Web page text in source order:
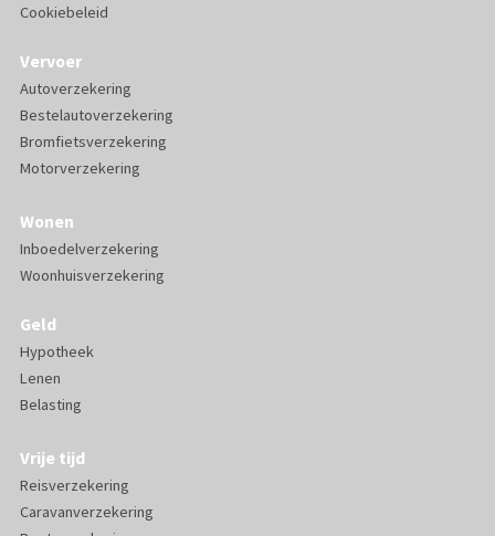
Cookiebeleid
Vervoer
Autoverzekering
Bestelautoverzekering
Bromfietsverzekering
Motorverzekering
Wonen
Inboedelverzekering
Woonhuisverzekering
Geld
Hypotheek
Lenen
Belasting
Vrije tijd
Reisverzekering
Caravanverzekering